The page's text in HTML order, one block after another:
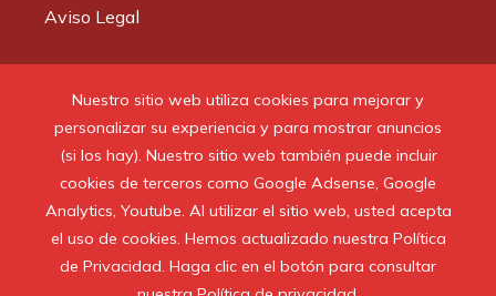
Nuestro sitio web utiliza cookies para mejorar y
personalizar su experiencia y para mostrar anuncios
(si los hay). Nuestro sitio web también puede incluir
cookies de terceros como Google Adsense, Google
Analytics, Youtube. Al utilizar el sitio web, usted acepta
el uso de cookies. Hemos actualizado nuestra Política
de Privacidad. Haga clic en el botón para consultar
Aviso Legal
© 2020 Todos los derechos reservados.